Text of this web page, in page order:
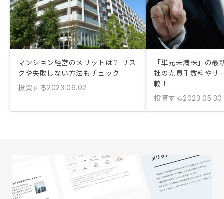
マンション経営のメリットは？ リス
クや失敗しない方法もチェック
投資する2023.06.02
「単元未満株」の
社の売買手数料やサ
較！
投資する2023.05.30